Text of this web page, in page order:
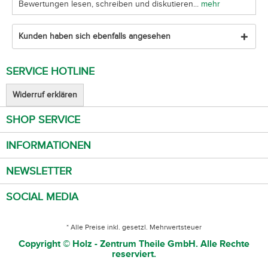
Bewertungen lesen, schreiben und diskutieren... mehr
Kunden haben sich ebenfalls angesehen
SERVICE HOTLINE
Widerruf erklären
SHOP SERVICE
INFORMATIONEN
NEWSLETTER
SOCIAL MEDIA
* Alle Preise inkl. gesetzl. Mehrwertsteuer
Copyright © Holz - Zentrum Theile GmbH. Alle Rechte
reserviert.